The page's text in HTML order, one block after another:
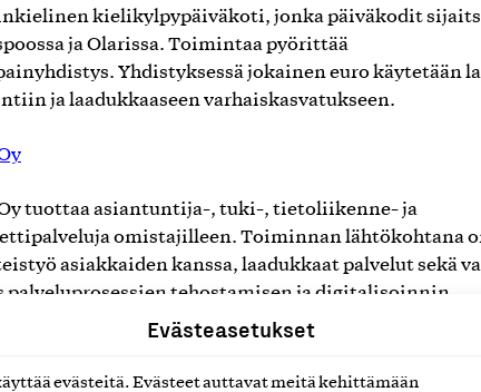
Evästeasetukset
evästeitä. Evästeet auttavat meitä kehittämään
kielikylpypäiväkoti, jonka päiväkodit
ja Olarissa. Toimintaa pyörittää
Yhdistyksessä jokainen euro käytetään
ja laadukkaaseen varhaiskasvatukseen.
Oy tuottaa asiantuntija-, tuki-, tietoliikenne- ja
omistajilleen. Toiminnan lähtökohtana
asiakkaiden kanssa, laadukkaat palvelut sekä
palveluprosessien tehostamisen ja digitalisoinnin
Toiminta-alue ulottuu Oulun seudulta pohjoiseen
ja kuntayhtymät.